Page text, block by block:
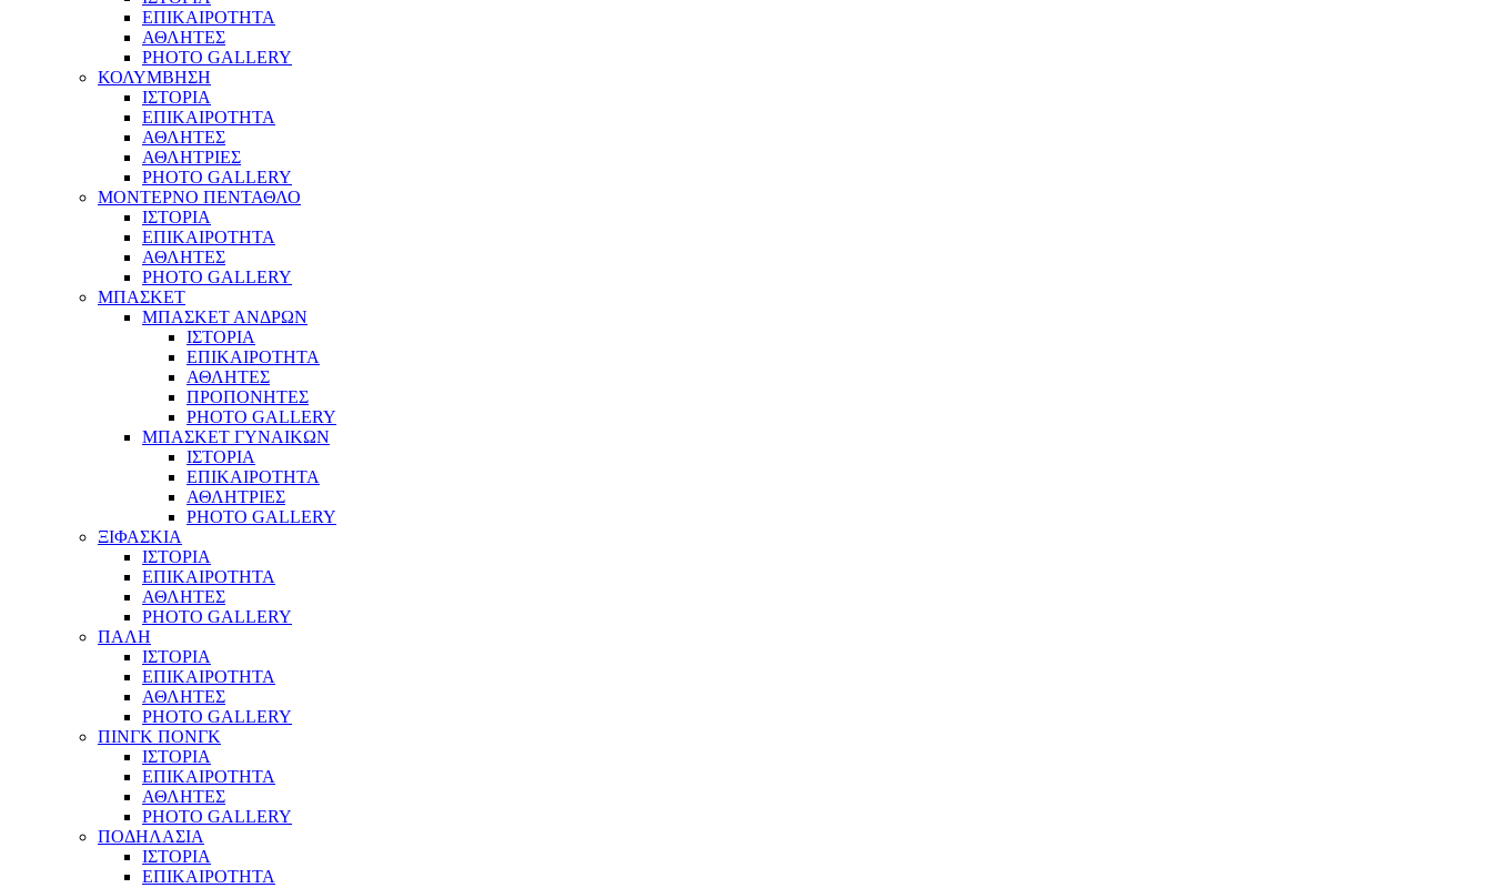
ΕΠΙΚΑΙΡΟΤΗΤΑ
ΑΘΛΗΤΕΣ
PHOTO GALLERY
ΚΟΛΥΜΒΗΣΗ
ΙΣΤΟΡΙΑ
ΕΠΙΚΑΙΡΟΤΗΤΑ
ΑΘΛΗΤΕΣ
ΑΘΛΗΤΡΙΕΣ
PHOTO GALLERY
ΜΟΝΤΕΡΝΟ ΠΕΝΤΑΘΛΟ
ΙΣΤΟΡΙΑ
ΕΠΙΚΑΙΡΟΤΗΤΑ
ΑΘΛΗΤΕΣ
PHOTO GALLERY
ΜΠΑΣΚΕΤ
ΜΠΑΣΚΕΤ ΑΝΔΡΩΝ
ΙΣΤΟΡΙΑ
ΕΠΙΚΑΙΡΟΤΗΤΑ
ΑΘΛΗΤΕΣ
ΠΡΟΠΟΝΗΤΕΣ
PHOTO GALLERY
ΜΠΑΣΚΕΤ ΓΥΝΑΙΚΩΝ
ΙΣΤΟΡΙΑ
ΕΠΙΚΑΙΡΟΤΗΤΑ
ΑΘΛΗΤΡΙΕΣ
PHOTO GALLERY
ΞΙΦΑΣΚΙΑ
ΙΣΤΟΡΙΑ
ΕΠΙΚΑΙΡΟΤΗΤΑ
ΑΘΛΗΤΕΣ
PHOTO GALLERY
ΠΑΛΗ
ΙΣΤΟΡΙΑ
ΕΠΙΚΑΙΡΟΤΗΤΑ
ΑΘΛΗΤΕΣ
PHOTO GALLERY
ΠΙΝΓΚ ΠΟΝΓΚ
ΙΣΤΟΡΙΑ
ΕΠΙΚΑΙΡΟΤΗΤΑ
ΑΘΛΗΤΕΣ
PHOTO GALLERY
ΠΟΔΗΛΑΣΙΑ
ΙΣΤΟΡΙΑ
ΕΠΙΚΑΙΡΟΤΗΤΑ